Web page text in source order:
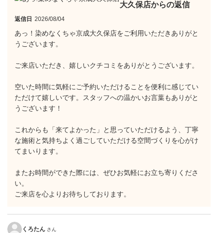
大久保店からの返信
返信日 2026/08/04
あっ！染めなくちゃ京成大久保店をご利用いただきありがと
うございます。
ご来店いただき、嬉しいクチコミをありがとうございます。
空いた時間に気軽にご予約いただけることを便利に感じてい
ただけて嬉しいです。スタッフへの温かいお言葉もありがと
うございます！
これからも「来てよかった」と思っていただけるよう、丁寧
な施術と気持ちよく過ごしていただける空間づくりを心がけ
てまいります。
またお時間ができた際には、ぜひお気軽にお立ち寄りくださ
い。
ご来店を心よりお待ちしております。
くろたん さん